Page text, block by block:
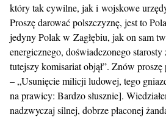
który tak cywilne, jak i wojskowe
Proszę darować polszczyznę, jest to
jedyny Polak w Zagłębiu, jak on sam
energicznego, doświadczonego
tutejszy komisariat objął”. Znów
– „Usunięcie milicji ludowej, tego
na prawicy: Bardzo słusznie].
nadzwyczaj silnej, dobrze płaconej